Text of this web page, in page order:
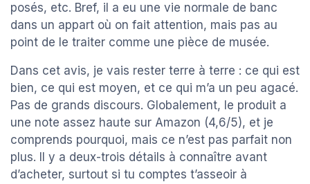
posés, etc. Bref, il a eu une vie normale de banc
dans un appart où on fait attention, mais pas au
point de le traiter comme une pièce de musée.
Dans cet avis, je vais rester terre à terre : ce qui est
bien, ce qui est moyen, et ce qui m’a un peu agacé.
Pas de grands discours. Globalement, le produit a
une note assez haute sur Amazon (4,6/5), et je
comprends pourquoi, mais ce n’est pas parfait non
plus. Il y a deux-trois détails à connaître avant
d’acheter, surtout si tu comptes t’asseoir à